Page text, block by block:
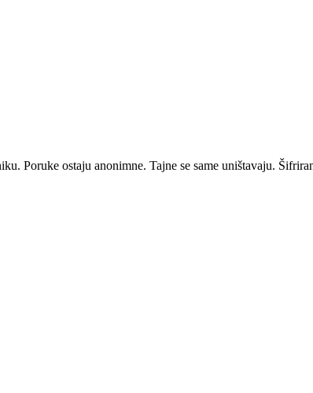
Poruke ostaju anonimne. Tajne se same uništavaju.